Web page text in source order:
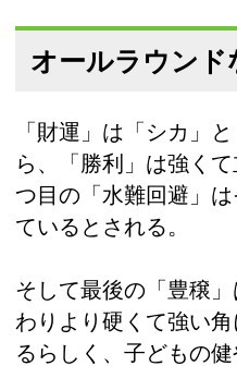
オールラウンド
「財運」は「シカ」
ら、「勝利」は強く
つ目の「水難回避」
ているとされる。
そして最後の「豊穣
わりより硬くて強い
るらしく、子どもの